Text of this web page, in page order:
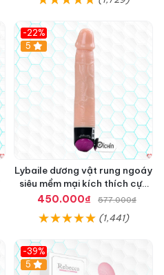
-22%
Hot
5
Lybaile dương vật rung ngoáy
siêu mềm mại kích thích cực
mạnh
450.000₫ 577.000₫
(1,441)
-39%
Hot
5